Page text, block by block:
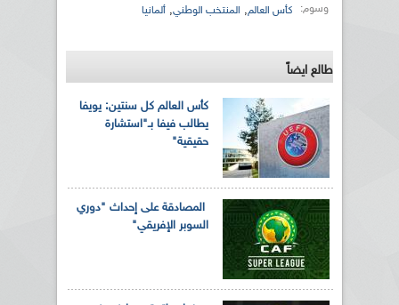
وسوم: كأس العالم, المنتخب الوطني, ألمانيا
طالع ايضاً
كأس العالم كل سنتين: يويفا
يطالب فيفا بـ"استشارة
حقيقية"
المصادقة على إحداث "دوري
السوبر الإفريقي"